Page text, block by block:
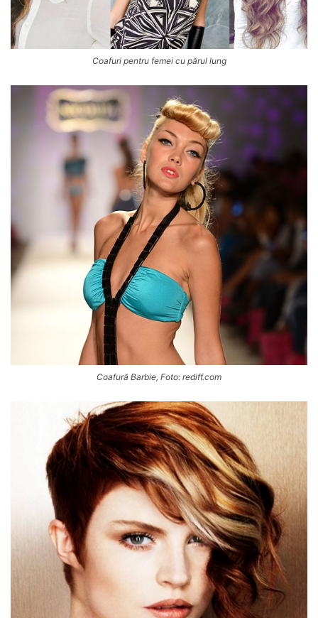
Coafuri pentru femei cu părul lung
Coafură Barbie, Foto: rediff.com